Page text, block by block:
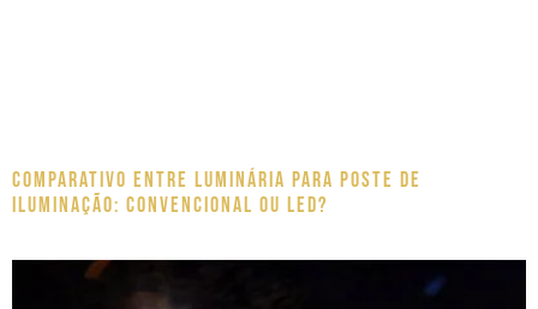
Comparativo entre luminária para poste de
iluminação: Convencional ou LED?